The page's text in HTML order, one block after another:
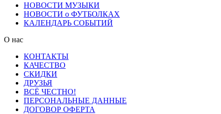
НОВОСТИ МУЗЫКИ
НОВОСТИ о ФУТБОЛКАХ
КАЛЕНДАРЬ СОБЫТИЙ
О нас
КОНТАКТЫ
КАЧЕСТВО
СКИДКИ
ДРУЗЬЯ
ВСЁ ЧЕСТНО!
ПЕРСОНАЛЬНЫЕ ДАННЫЕ
ДОГОВОР ОФЕРТА